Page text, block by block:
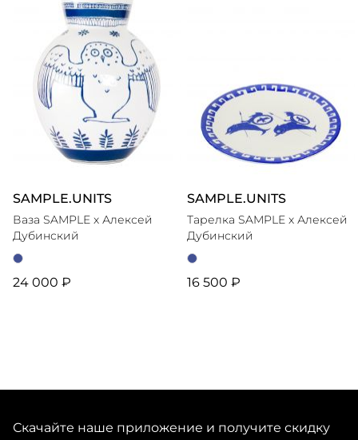
SAMPLE.UNITS
Ваза SAMPLE x Алексей
Дубинский
24 000 ₽
SAMPLE.UNITS
Тарелка SAMPLE x Алексей
Дубинский
16 500 ₽
Скачайте наше приложение и получите скидку